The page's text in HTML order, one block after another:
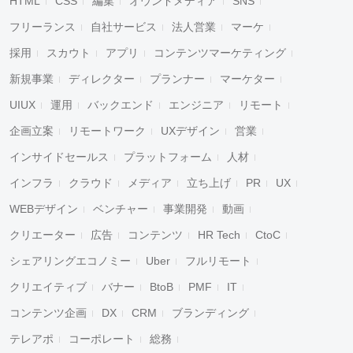
フリーランス 自社サービス 法人営業 マーケ
採用 スカウト アプリ コンテンツマーケティング
新規事業 ディレクター プランナー マーケター
UIUX 運用 バックエンド エンジニア リモート
企画立案 リモートワーク UXデザイン 営業
インサイドセールス プラットフォーム 人材
インフラ クラウド メディア 立ち上げ PR UX
WEBデザイン ベンチャー 事業開発 動画
クリエーター 広告 コンテンツ HR Tech CtoC
シェアリングエコノミー Uber フルリモート
クリエイティブ バナー BtoB PMF IT
コンテンツ企画 DX CRM ブランディング
テレアポ コーポレート 総務